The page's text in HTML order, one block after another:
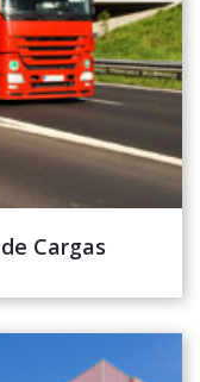
Cargas